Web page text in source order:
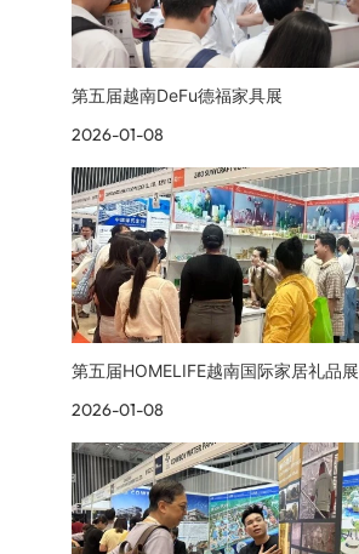
第五届越南DeFu德福家具展
2026-01-08
第五届HOMELIFE越南国际家居礼品展
2026-01-08